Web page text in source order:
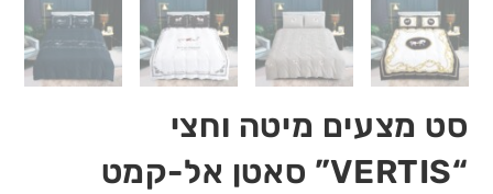
סט מצעים מיטה וחצי
“VERTIS” סאטן אל-קמט